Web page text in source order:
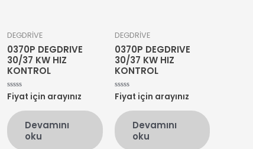
DEGDRİVE
0370P DEGDRIVE
30/37 KW HIZ
KONTROL
5
üzerinden
oy
aldı
Fiyat için arayınız
Devamını
oku
DEGDRİVE
0370P DEGDRIVE
30/37 KW HIZ
KONTROL
5
üzerinden
oy
aldı
Fiyat için arayınız
Devamını
oku